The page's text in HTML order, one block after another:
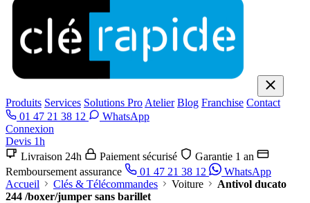
Produits Services Solutions Pro Atelier Blog Franchise Contact
01 47 21 38 12
WhatsApp
Connexion
Devis 1h
Livraison 24h
Paiement sécurisé
Garantie 1 an
Remboursement assurance
01 47 21 38 12
WhatsApp
Accueil
Clés & Télécommandes Voiture
Antivol ducato
244 /boxer/jumper sans barillet